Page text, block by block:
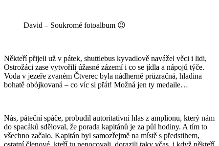
David – Soukromé fotoalbum 😉
Někteří přijeli už v pátek, shuttlebus kyvadlově navážel věci i lidi,
Ostrožáci zase vytvořili úžasné zázemí i co se jídla a nápojů týče.
Voda v jezeře zvaném Čtverec byla nádherně průzračná, hladina
bohatě obójkovaná – co víc si přát! Možná jen ty medaile…
Nás, páteční spáče, probudil autoritativní hlas z amplionu, který nám
do spacáků sděloval, že porada kapitánů je za půl hodiny. A tím to
všechno začalo. Kapitán byl samozřejmě na místě s předstihem,
ostatní členové, kteří tu nenocovali, dorazili taky včas, i když někteří